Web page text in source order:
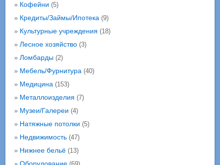
» Кофейни (5)
» Кредиты/Займы/Ипотека(9)
» Культурные учреждения (18)
» Лесное хозяйство(3)
» Ломбарды(2)
» Мебель/Фурнитура(40)
» Медицина(153)
» Металлоизделия (7)
» Музеи/Галереи (4)
» Натяжные потолки (5)
» Недвижимость(47)
» Нижнее бельё(13)